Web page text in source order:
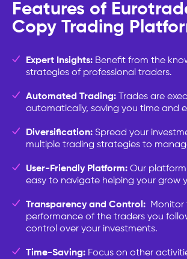
Features of
Copy Trading
Expert Insights: Benefit from the
strategies of professional traders.
Automated Trading: Trades are
automatically, saving you time and
Diversification:Spread your
multiple trading strategies to
User-Friendly Platform: Our
easy to navigate helping your grow
Transparency and Control:Monitor
performance of the traders you
control over your investments.
Time-Saving: Focus on other